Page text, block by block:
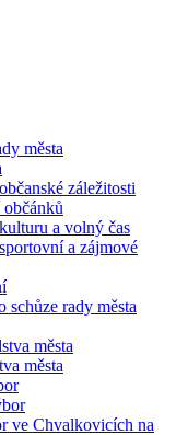
města
záležitosti
a volný čas
a zájmové
schůze rady města
města
města
ve Chvalkovicích na